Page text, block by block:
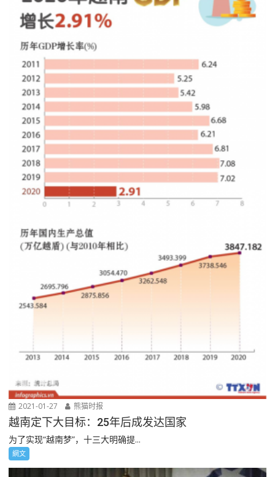
2021-01-27 熊猫时报
越南定下大目标：25年后成发达国家
为了实现“越南梦”，十三大明确提...
網文